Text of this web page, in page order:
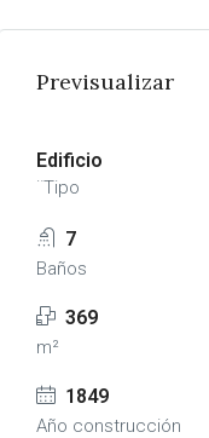
Previsualizar
Edificio
¨Tipo
7
Baños
369
m²
1849
Año construcción